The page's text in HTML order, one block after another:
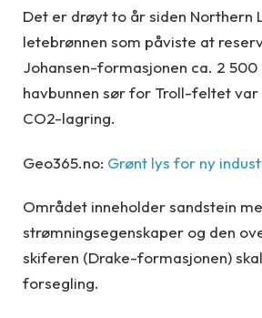
Det er drøyt to år siden Northern
letebrønnen som påviste at
Johansen-formasjonen ca. 2
havbunnen sør for Troll-feltet var
CO2-lagring.
Geo365.no: Grønt lys for ny
Området inneholder sandstein
strømningsegenskaper og den
skiferen (Drake-formasjonen)
forsegling.